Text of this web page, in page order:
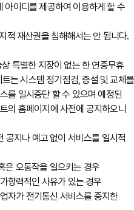
아이디를 제공하여 이용하게 할 수
적 재산권을 침해해서는 안 됩니다.
특별한 지장이 없는 한 연중무휴
는 시스템 정기점검, 증설 및 교체를
를 일시중단 할 수 있으며 예정된
의 홈페이지에 사전에 공지하오니
지나 예고 없이 서비스를 일시적
은 오동작을 일으키는 경우
항력적인 사유가 있는 경우
자가 전기통신 서비스를 중지한